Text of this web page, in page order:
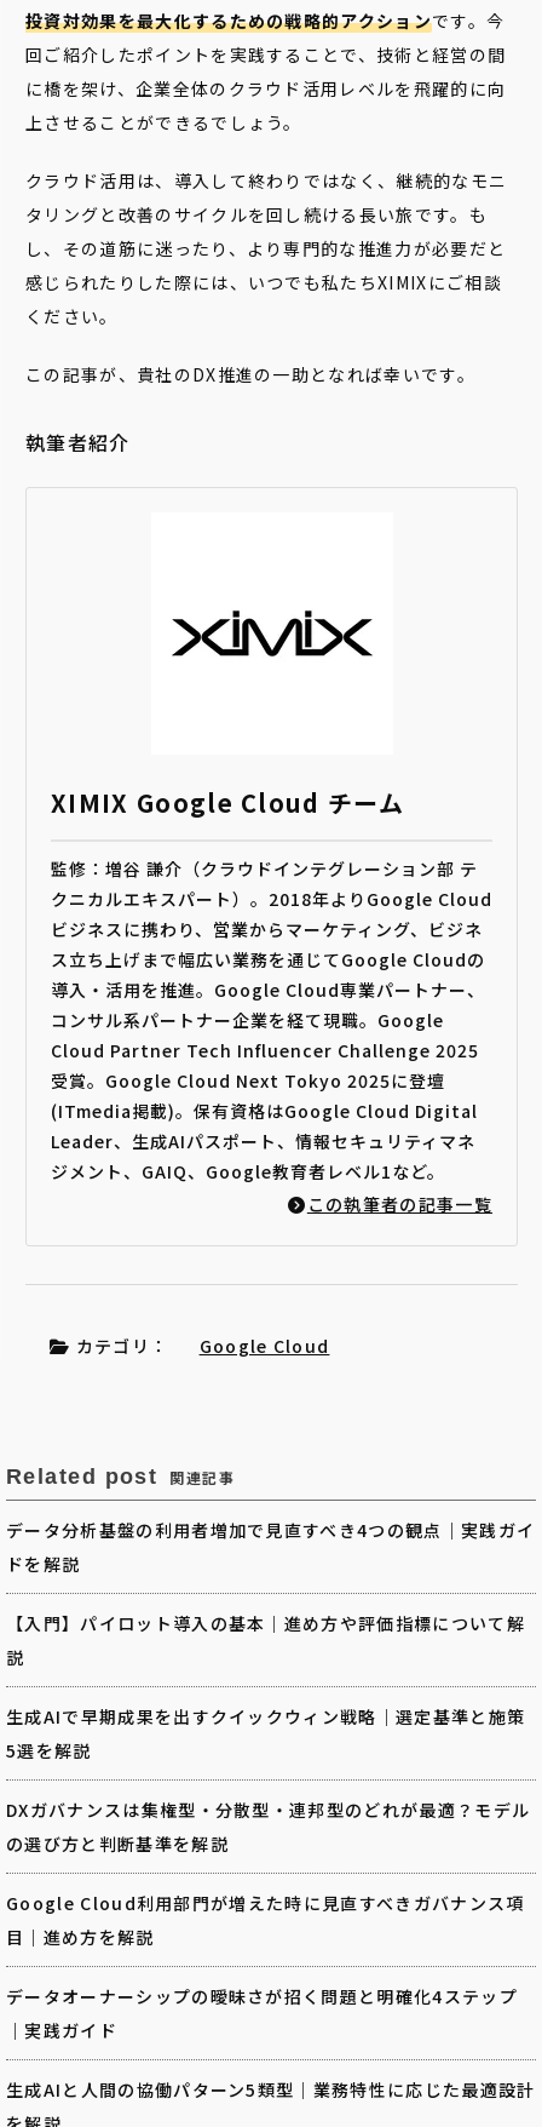
投資対効果を最大化するための戦略的アクションです。今
回ご紹介したポイントを実践することで、技術と経営の間
に橋を架け、企業全体のクラウド活用レベルを飛躍的に向
上させることができるでしょう。
クラウド活用は、導入して終わりではなく、継続的なモニ
タリングと改善のサイクルを回し続ける長い旅です。も
し、その道筋に迷ったり、より専門的な推進力が必要だと
感じられたりした際には、いつでも私たちXIMIXにご相談
ください。
この記事が、貴社のDX推進の一助となれば幸いです。
執筆者紹介
XIMIX Google Cloud チーム
監修：増谷 謙介（クラウドインテグレーション部 テ
クニカルエキスパート）。2018年よりGoogle Cloud
ビジネスに携わり、営業からマーケティング、ビジネ
ス立ち上げまで幅広い業務を通じてGoogle Cloudの
導入・活用を推進。Google Cloud専業パートナー、
コンサル系パートナー企業を経て現職。Google
Cloud Partner Tech Influencer Challenge 2025
受賞。Google Cloud Next Tokyo 2025に登壇
(ITmedia掲載)。保有資格はGoogle Cloud Digital
Leader、生成AIパスポート、情報セキュリティマネ
ジメント、GAIQ、Google教育者レベル1など。
この執筆者の記事一覧
カテゴリ： Google Cloud
Related post 関連記事
データ分析基盤の利用者増加で見直すべき4つの観点｜実践ガイ
ドを解説
【入門】パイロット導入の基本｜進め方や評価指標について解
説
生成AIで早期成果を出すクイックウィン戦略｜選定基準と施策
5選を解説
DXガバナンスは集権型・分散型・連邦型のどれが最適？モデル
の選び方と判断基準を解説
Google Cloud利用部門が増えた時に見直すべきガバナンス項
目｜進め方を解説
データオーナーシップの曖昧さが招く問題と明確化4ステップ
｜実践ガイド
生成AIと人間の協働パターン5類型｜業務特性に応じた最適設計